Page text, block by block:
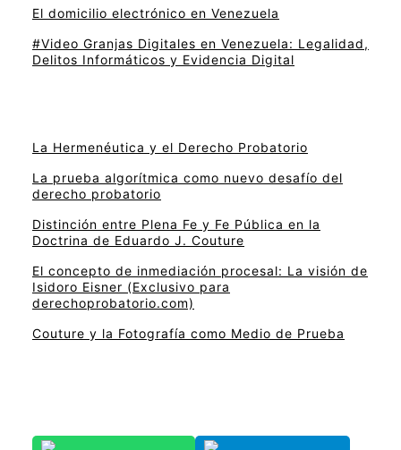
El domicilio electrónico en Venezuela
#Video Granjas Digitales en Venezuela: Legalidad,
Delitos Informáticos y Evidencia Digital
La Hermenéutica y el Derecho Probatorio
La prueba algorítmica como nuevo desafío del
derecho probatorio
Distinción entre Plena Fe y Fe Pública en la
Doctrina de Eduardo J. Couture
El concepto de inmediación procesal: La visión de
Isidoro Eisner (Exclusivo para
derechoprobatorio.com)
Couture y la Fotografía como Medio de Prueba